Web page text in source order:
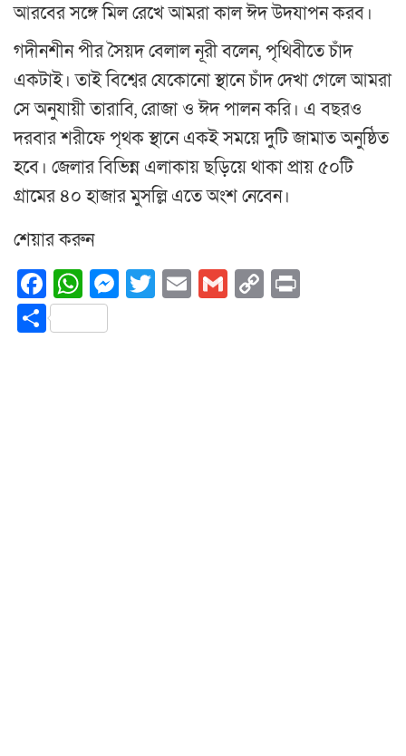
আরবের সঙ্গে মিল রেখে আমরা কাল ঈদ উদযাপন করব।
গদীনশীন পীর সৈয়দ বেলাল নূরী বলেন, পৃথিবীতে চাঁদ
একটাই। তাই বিশ্বের যেকোনো স্থানে চাঁদ দেখা গেলে আমরা
সে অনুযায়ী তারাবি, রোজা ও ঈদ পালন করি। এ বছরও
দরবার শরীফে পৃথক স্থানে একই সময়ে দুটি জামাত অনুষ্ঠিত
হবে। জেলার বিভিন্ন এলাকায় ছড়িয়ে থাকা প্রায় ৫০টি
গ্রামের ৪০ হাজার মুসল্লি এতে অংশ নেবেন।
শেয়ার করুন
Facebook
WhatsApp
Messenger
Twitter
EmailGmail
Copy
Share